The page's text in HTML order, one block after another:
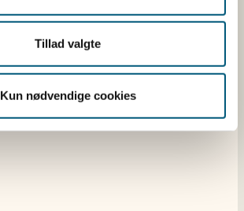
Tillad valgte
Kun nødvendige cookies